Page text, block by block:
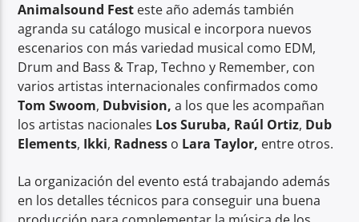
Animalsound Fest este año además también
agranda su catálogo musical e incorpora nuevos
escenarios con más variedad musical como EDM,
Drum and Bass & Trap, Techno y Remember, con
varios artistas internacionales confirmados como
Tom Swoom, Dubvision, a los que les acompañan
los artistas nacionales Los Suruba, Raúl Ortiz, Dub
Elements, Ikki, Radness o Lara Taylor, entre otros.
La organización del evento está trabajando además
en los detalles técnicos para conseguir una buena